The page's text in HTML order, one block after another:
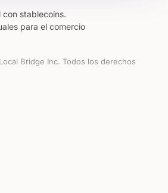
stablecoins.
para el comercio
Bridge Inc. Todos los derechos